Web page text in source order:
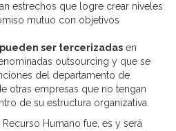
estrechos que logre crear niveles
mutuo con objetivos
ser tercerizadas en
outsourcing y que se
del departamento de
otras empresas que no tengan
de su estructura organizativa.
Humano fue, es y será